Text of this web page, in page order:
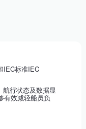
IEC标准IEC
行状态及数据显
有效减轻船员负